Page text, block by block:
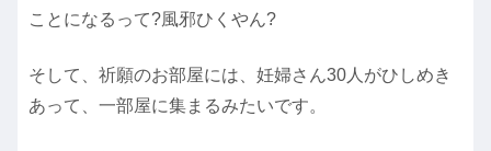
ことになるって?風邪ひくやん?
そして、祈願のお部屋には、妊婦さん30人がひしめき
あって、一部屋に集まるみたいです。